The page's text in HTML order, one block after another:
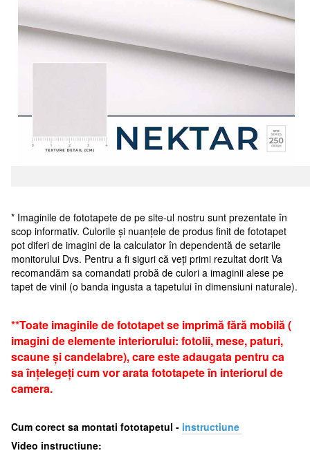
* Imaginile de fototapete de pe site-ul nostru sunt prezentate în
scop informativ. Culorile și nuanțele de produs finit de fototapet
pot diferi de imagini de la calculator în dependentă de setarile
monitorului Dvs. Pentru a fi siguri că veți primi rezultat dorit Va
recomandăm sa comandati probă de culori a imaginii alese pe
tapet de vinil (o banda ingusta a tapetului în dimensiuni naturale).
**Toate imaginile de fototapet se imprimă fără mobilă (
imagini de elemente interiorului: fotolii, mese, paturi,
scaune și candelabre), care este adaugata pentru ca
sa înțelegeți cum vor arata fototapete în interiorul de
camera.
Cum corect sa montati fototapetul - instructiune
Video instructiune: